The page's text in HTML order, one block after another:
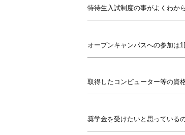
特待生入試制度の事がよくわか
オープンキャンパスへの参加は
取得したコンピューター等の資
奨学金を受けたいと思っている